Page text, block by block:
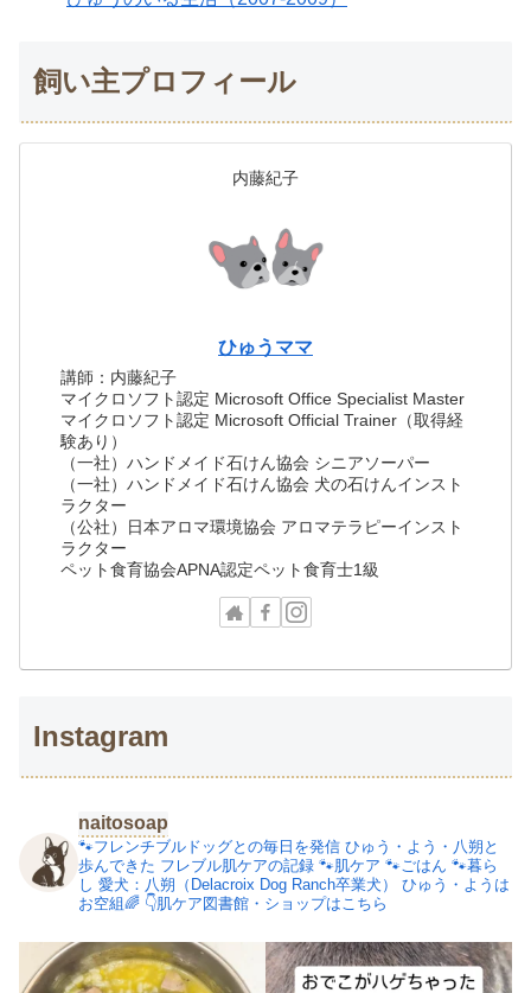
飼い主プロフィール
内藤紀子
ひゅうママ
講師：内藤紀子
マイクロソフト認定 Microsoft Office Specialist Master
マイクロソフト認定 Microsoft Official Trainer（取得経
験あり）
（一社）ハンドメイド石けん協会 シニアソーパー
（一社）ハンドメイド石けん協会 犬の石けんインスト
ラクター
（公社）日本アロマ環境協会 アロマテラピーインスト
ラクター
ペット食育協会APNA認定ペット食育士1級
Instagram
naitosoap
🐾フレンチブルドッグとの毎日を発信 ひゅう・よう・八朔と
歩んできた フレブル肌ケアの記録 🐾肌ケア 🐾ごはん 🐾暮ら
し 愛犬：八朔（Delacroix Dog Ranch卒業犬）
ひゅう・ようは
お空組🌈 👇肌ケア図書館・ショップはこちら